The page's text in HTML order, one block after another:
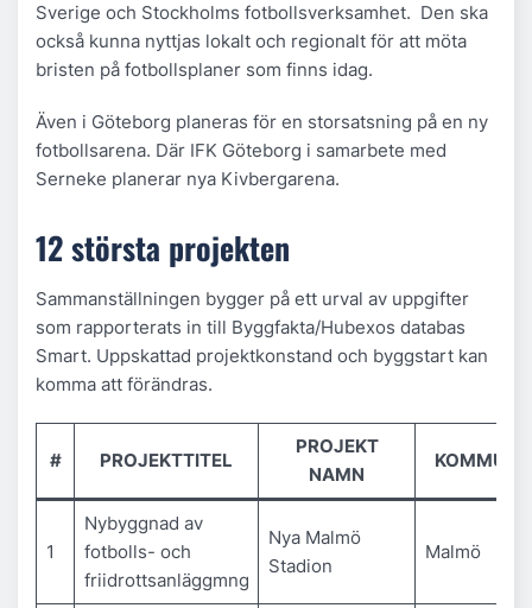
Sverige och Stockholms fotbollsverksamhet. Den ska
också kunna nyttjas lokalt och regionalt för att möta
bristen på fotbollsplaner som finns idag.
Även i Göteborg planeras för en storsatsning på en ny
fotbollsarena. Där IFK Göteborg i samarbete med
Serneke planerar nya Kivbergarena.
12 största projekten
Sammanställningen bygger på ett urval av uppgifter
som rapporterats in till Byggfakta/Hubexos databas
Smart. Uppskattad projektkonstand och byggstart kan
komma att förändras.
# PROJEKTTITEL
PROJEKT
NAMN
KOMMUN
1
Nybyggnad av
fotbolls- och
friidrottsanläggmng
Nya Malmö
Stadion
Malmö